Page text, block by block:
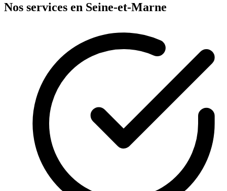
Nos services en Seine-et-Marne